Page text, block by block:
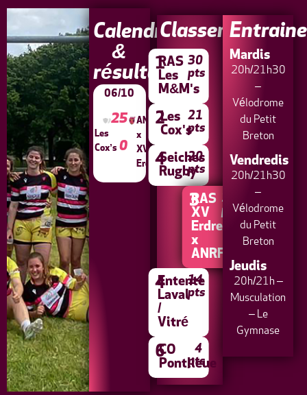
Calendrier
&
résultats
06/10
Les
Cox’s
25
0
ANRF
x
XV
Erdre
Classement
1
RAS
Les
M&M's
30
pts
2Les
Cox's
21
pts
4
Seiches
Rugby
20
pts
3
RAS
XV
Erdre
x
ANRF
19
pts
4
Entente
Laval
/
Vitré
14
pts
6
CO
Pontlieue
4
pts
Mardis
20h/21h30
–
Vélodrome
du Petit
Breton
Vendredis
20h/21h30
–
Vélodrome
du Petit
Breton
Jeudis
20h/21h –
Musculation
– Le
Gymnase